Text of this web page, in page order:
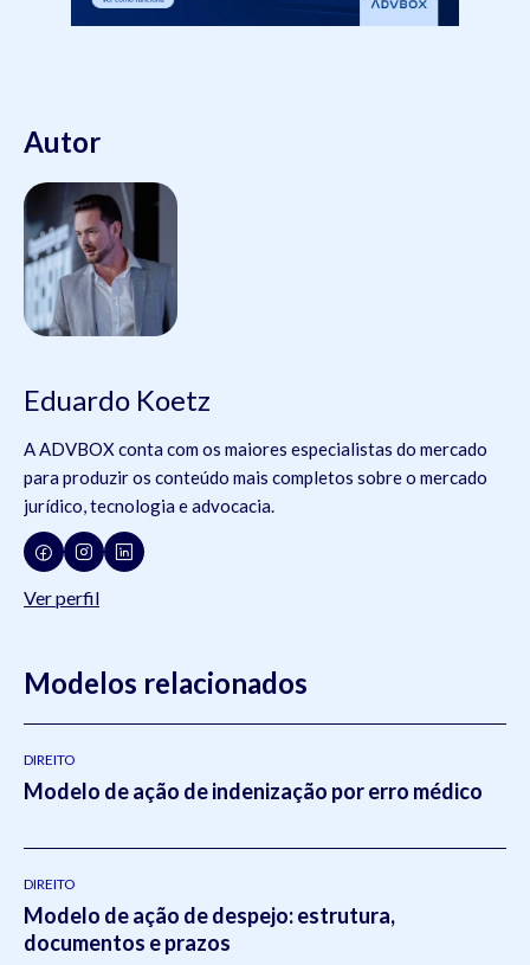
Autor
Eduardo Koetz
A ADVBOX conta com os maiores especialistas do mercado
para produzir os conteúdo mais completos sobre o mercado
jurídico, tecnologia e advocacia.
Ver perfil
Modelos relacionados
DIREITO
Modelo de ação de indenização por erro médico
DIREITO
Modelo de ação de despejo: estrutura,
documentos e prazos